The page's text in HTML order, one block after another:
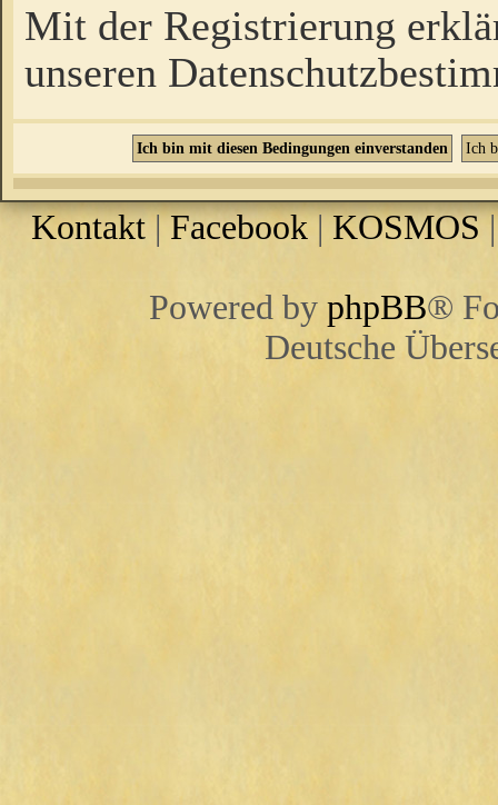
Mit der Registrierung
unseren
Kontakt |Facebook | KOSMOS
Powered by phpBB®
Deutsche